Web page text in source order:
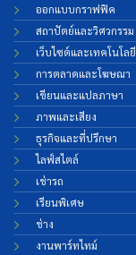
ออกแบบกราฟฟิค
สถาปัตย์และวิศวกรรม
เว็บไซต์และเทคโนโลยี
การตลาดและโฆษณา
เขียนและแปลภาษา
ภาพและเสียง
ธุรกิจและที่ปรึกษา
ไลฟ์สไตล์
เช่ารถ
เรียนพิเศษ
ช่าง
งานพาร์ทไทม์